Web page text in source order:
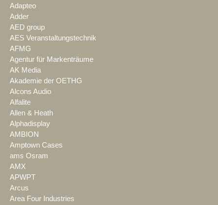
Adapteo
Adder
AED group
AES Veranstaltungstechnik
AFMG
Agentur für Markenträume
AK Media
Akademie der OETHG
Alcons Audio
Alfalite
Allen & Heath
Alphadisplay
AMBION
Amptown Cases
ams Osram
AMX
APWPT
Arcus
Area Four Industries